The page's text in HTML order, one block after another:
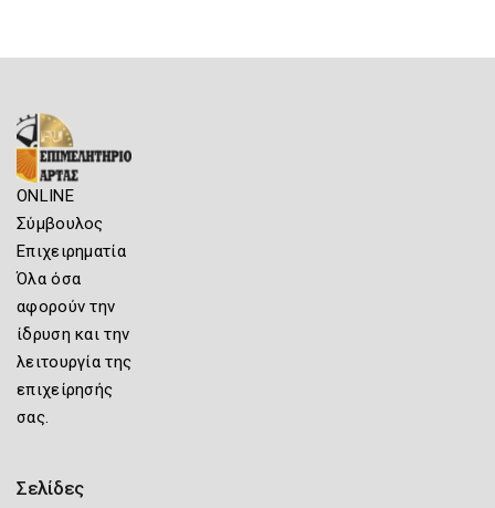
ONLINE
Σύμβουλος
Επιχειρηματία
Όλα όσα
αφορούν την
ίδρυση και την
λειτουργία της
επιχείρησής
σας.
Σελίδες